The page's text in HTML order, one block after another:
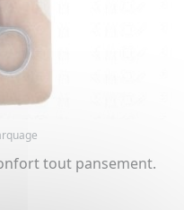
tout pansement.